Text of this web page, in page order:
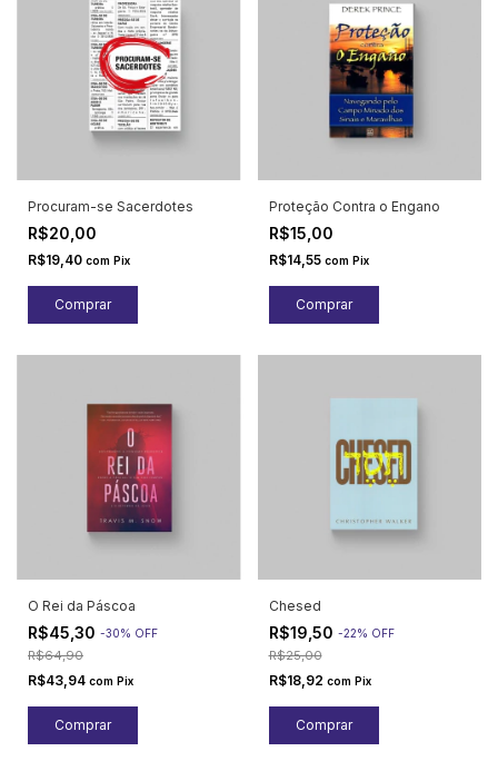
Procuram-se Sacerdotes
R$20,00
R$19,40 com Pix
Proteção Contra o Engano
R$15,00
R$14,55 com Pix
O Rei da Páscoa
R$45,30 -30% OFF
R$64,90
R$43,94 com Pix
Chesed
R$19,50 -22% OFF
R$25,00
R$18,92 com Pix